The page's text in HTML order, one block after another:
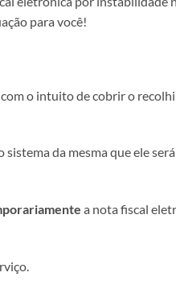
para você!
o intuito de cobrir o
da mesma que ele
a nota fiscal